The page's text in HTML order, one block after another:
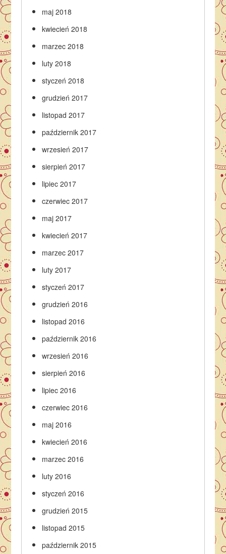
maj 2018
kwiecień 2018
marzec 2018
luty 2018
styczeń 2018
grudzień 2017
listopad 2017
październik 2017
wrzesień 2017
sierpień 2017
lipiec 2017
czerwiec 2017
maj 2017
kwiecień 2017
marzec 2017
luty 2017
styczeń 2017
grudzień 2016
listopad 2016
październik 2016
wrzesień 2016
sierpień 2016
lipiec 2016
czerwiec 2016
maj 2016
kwiecień 2016
marzec 2016
luty 2016
styczeń 2016
grudzień 2015
listopad 2015
październik 2015